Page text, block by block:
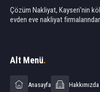
Çözüm Nakliyat, Kayseri'nin
evden eve nakliyat
Alt Menü.
Anasayfa Hakkımızda